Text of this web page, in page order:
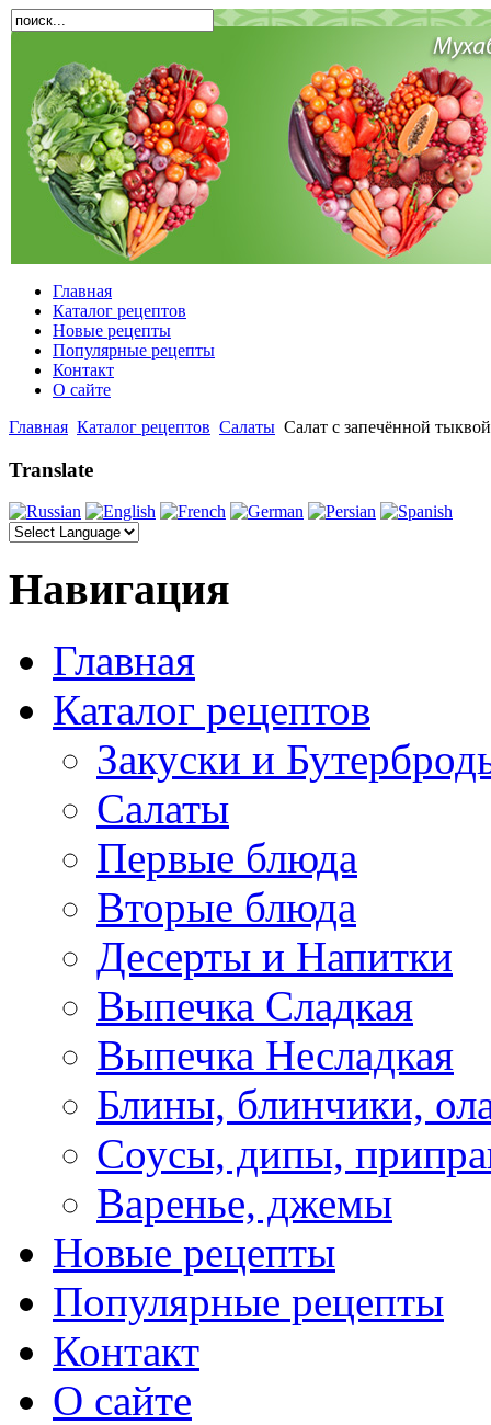
Главная
Каталог рецептов
Новые рецепты
Популярные рецепты
Контакт
О сайте
Главная Каталог рецептов Салаты Салат с запечённой
Translate
Навигация
Главная
Каталог рецептов
Закуски и
Салаты
Первые блюда
Вторые блюда
Десерты и Напитки
Выпечка Сладкая
Выпечка Несладкая
Блины, блинчики,
Соусы, дипы,
Варенье, джемы
Новые рецепты
Популярные рецепты
Контакт
О сайте